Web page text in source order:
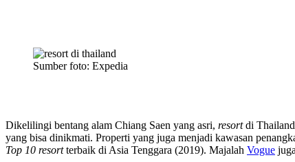
Sumber foto: Expedia
Dikelilingi bentang alam Chiang Saen yang asri, resortdi Thailand
yang bisa dinikmati. Properti yang juga menjadi kawasan
Top 10 resortterbaik di Asia Tenggara (2019). Majalah Vogue